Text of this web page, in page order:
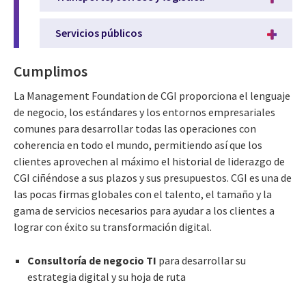
Servicios públicos
Cumplimos
La Management Foundation de CGI proporciona el lenguaje
de negocio, los estándares y los entornos empresariales
comunes para desarrollar todas las operaciones con
coherencia en todo el mundo, permitiendo así que los
clientes aprovechen al máximo el historial de liderazgo de
CGI ciñéndose a sus plazos y sus presupuestos. CGI es una de
las pocas firmas globales con el talento, el tamaño y la
gama de servicios necesarios para ayudar a los clientes a
lograr con éxito su transformación digital.
Consultoría de negocio TI para desarrollar su
estrategia digital y su hoja de ruta